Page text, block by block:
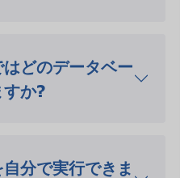
どのデータベー
すか?
分で実行できま